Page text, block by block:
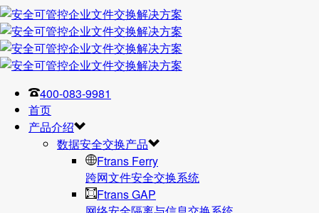
400-083-9981
首页
产品介绍
数据安全交换产品
Ftrans Ferry
跨网文件安全交换系统
Ftrans GAP